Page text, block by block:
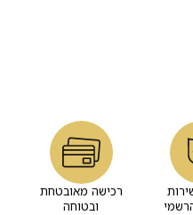
רכישה מאובטחת
ובטוחה